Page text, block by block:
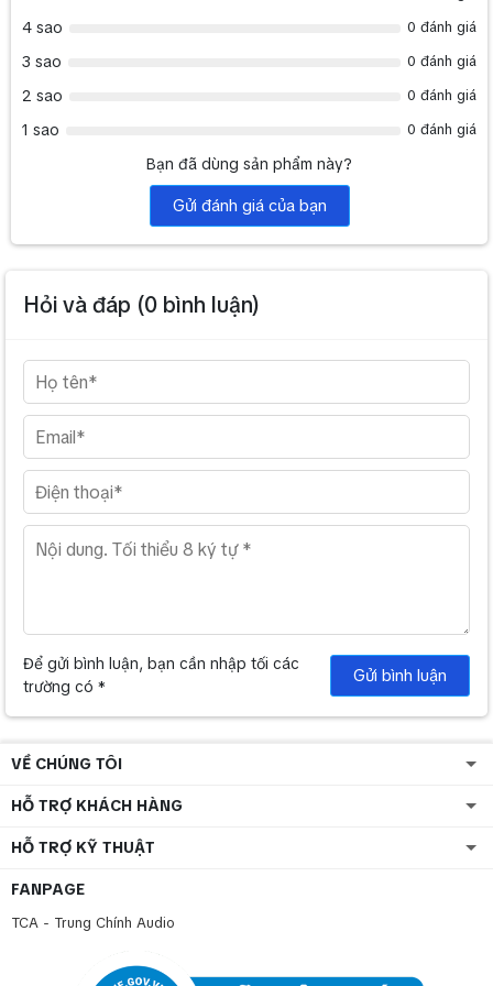
4 sao 0 đánh giá
3 sao 0 đánh giá
2 sao 0 đánh giá
1 sao 0 đánh giá
Bạn đã dùng sản phẩm này?
Gửi đánh giá của bạn
Hỏi và đáp (0 bình luận)
Để gửi bình luận, bạn cần nhập tối các
trường có *
Gửi bình luận
VỀ CHÚNG TÔI
HỖ TRỢ KHÁCH HÀNG
HỖ TRỢ KỸ THUẬT
FANPAGE
TCA - Trung Chính Audio